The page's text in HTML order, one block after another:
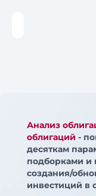
Анализ
облигаций -
десяткам
подборками и
создания/
инвестиций в